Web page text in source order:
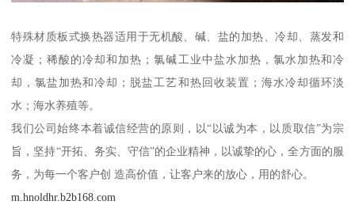
特殊材质板式换热器适用于无机酸、碱、盐的加热、冷却、蒸发和
冷凝；稀酸的冷却和加热；氯碱工业中盐水加热，氯水加热和冷
却，氯盐加热和冷却；脱盐工艺和热回收装置；海水冷却循环淡
水；海水养殖等。
我们公司始终本着诚信经营的原则，以“以诚为本，以质取信”为宗
旨，坚持“开拓、务实、守信”的企业精神，以诚挚的心，全方面的服
务，为每一个客户创 造高价值，让客户来的放心，用的舒心。
m.hnoldhr.b2b168.com